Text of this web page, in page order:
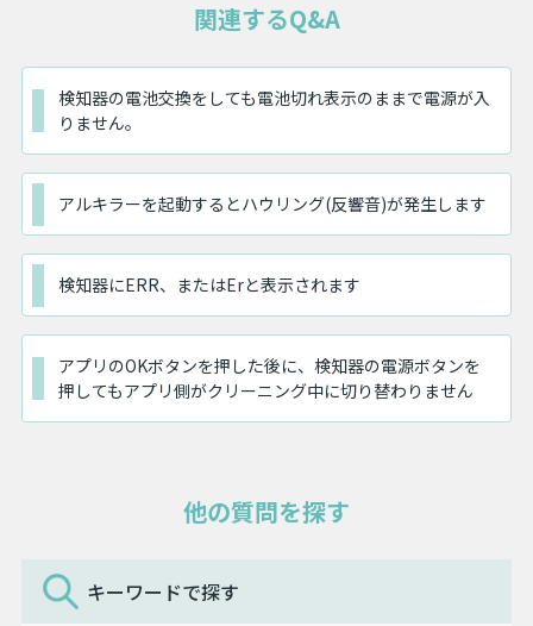
関連するQ&A
検知器の電池交換をしても電池切れ表示のままで電源が入
りません。
アルキラーを起動するとハウリング(反響音)が発生します
検知器にERR、またはErと表示されます
アプリのOKボタンを押した後に、検知器の電源ボタンを
押してもアプリ側がクリーニング中に切り替わりません
他の質問を探す
キーワードで探す